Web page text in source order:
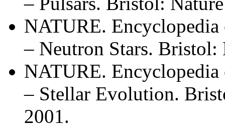
NATURE.
– Neutron Stars.
NATURE.
– Stellar Evolution.
2001.